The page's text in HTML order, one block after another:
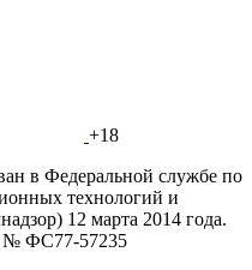
+18
в Федеральной службе по
технологий и
12 марта 2014 года.
№ ФС77-57235